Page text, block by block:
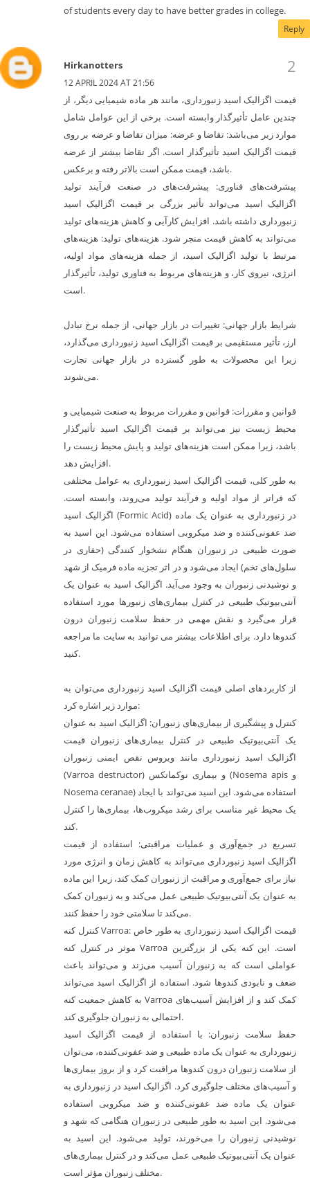
of students every day to have better grades in college.
Reply
Hirkanotters
12 APRIL 2024 AT 21:56
قیمت اگزالیک اسید زنبورداری، مانند هر ماده شیمیایی دیگر، از
چندین عامل تأثیرگذار وابسته است. برخی از این عوامل شامل
موارد زیر می‌باشد: تقاضا و عرضه: میزان تقاضا و عرضه بر روی
قیمت اگزالیک اسید تأثیرگذار است. اگر تقاضا بیشتر از عرضه
باشد، قیمت ممکن است بالاتر رفته و برعکس.
پیشرفت‌های فناوری: پیشرفت‌های در صنعت فرآیند تولید
اگزالیک اسید می‌تواند تأثیر بزرگی بر قیمت اگزالیک اسید
زنبورداری داشته باشد. افزایش کارآیی و کاهش هزینه‌های تولید
می‌تواند به کاهش قیمت منجر شود. هزینه‌های تولید: هزینه‌های
مرتبط با تولید اگزالیک اسید، از جمله هزینه‌های مواد اولیه،
انرژی، نیروی کار، و هزینه‌های مربوط به فناوری تولید، تأثیرگذار
است.
شرایط بازار جهانی: تغییرات در بازار جهانی، از جمله نرخ تبادل
ارز، تأثیر مستقیمی بر قیمت اگزالیک اسید زنبورداری می‌گذارد،
زیرا این محصولات به طور گسترده در بازار جهانی تجارت
می‌شوند.
قوانین و مقررات: قوانین و مقررات مربوط به صنعت شیمیایی و
محیط زیست نیز می‌تواند بر قیمت اگزالیک اسید تأثیرگذار
باشد، زیرا ممکن است هزینه‌های تولید و پایش محیط زیست را
افزایش دهد.
به طور کلی، قیمت اگزالیک اسید زنبورداری به عوامل مختلفی
که فراتر از مواد اولیه و فرآیند تولید می‌روند، وابسته است.
اگزالیک اسید (Formic Acid) در زنبورداری به عنوان یک ماده
ضد عفونی‌کننده و ضد میکروبی استفاده می‌شود. این اسید به
صورت طبیعی در زنبوران هنگام نشخوار کنندگی (حفاری در
سلول‌های تخم) ایجاد می‌شود و در اثر تجزیه ماده فرمیک از شهد
و نوشیدنی زنبوران به وجود می‌آید. اگزالیک اسید به عنوان یک
آنتی‌بیوتیک طبیعی در کنترل بیماری‌های زنبورها مورد استفاده
قرار می‌گیرد و نقش مهمی در حفظ سلامت زنبوران درون
کندوها دارد. برای اطلاعات بیشتر می توانید به سایت ما مراجعه
کنید.
از کاربردهای اصلی قیمت اگزالیک اسید زنبورداری می‌توان به
موارد زیر اشاره کرد:
کنترل و پیشگیری از بیماری‌های زنبوران: اگزالیک اسید به عنوان
یک آنتی‌بیوتیک طبیعی در کنترل بیماری‌های زنبوران قیمت
اگزالیک اسید زنبورداری مانند ویروس نقص ایمنی زنبوران
(Varroa destructor) و بیماری نوکماتکس (Nosema apis و
Nosema ceranae) استفاده می‌شود. این اسید می‌تواند با ایجاد
یک محیط غیر مناسب برای رشد میکروب‌ها، بیماری‌ها را کنترل
کند.
تسریع در جمع‌آوری و عملیات مراقبتی: استفاده از قیمت
اگزالیک اسید زنبورداری می‌تواند به کاهش زمان و انرژی مورد
نیاز برای جمع‌آوری و مراقبت از زنبوران کمک کند، زیرا این ماده
به عنوان یک آنتی‌بیوتیک طبیعی عمل می‌کند و به زنبوران کمک
می‌کند تا سلامتی خود را حفظ کنند.
کنترل کنه Varroa: قیمت اگزالیک اسید زنبورداری به طور خاص
موثر در کنترل کنه Varroa است. این کنه یکی از بزرگترین
عواملی است که به زنبوران آسیب می‌زند و می‌تواند باعث
ضعف و نابودی کندوها شود. استفاده از اگزالیک اسید می‌تواند
به کاهش جمعیت کنه Varroa کمک کند و از افزایش آسیب‌های
احتمالی به زنبوران جلوگیری کند.
حفظ سلامت زنبوران: با استفاده از قیمت اگزالیک اسید
زنبورداری به عنوان یک ماده طبیعی و ضد عفونی‌کننده، می‌توان
از سلامت زنبوران درون کندوها مراقبت کرد و از بروز بیماری‌ها
و آسیب‌های مختلف جلوگیری کرد. اگزالیک اسید در زنبورداری به
عنوان یک ماده ضد عفونی‌کننده و ضد میکروبی استفاده
می‌شود. این اسید به طور طبیعی در زنبوران هنگامی که شهد و
نوشیدنی زنبوران را می‌خورند، تولید می‌شود. این اسید به
عنوان یک آنتی‌بیوتیک طبیعی عمل می‌کند و در کنترل بیماری‌های
مختلف زنبوران مؤثر است.